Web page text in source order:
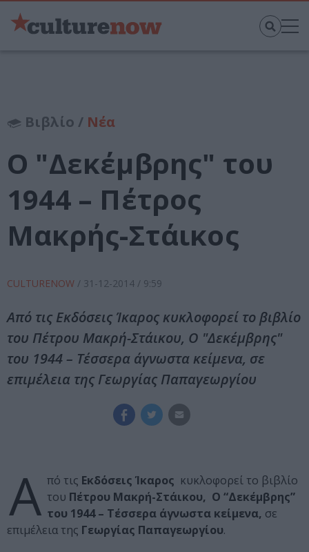
Βιβλίο / Νέα
Ο "Δεκέμβρης" του
1944 – Πέτρος
Μακρής-Στάικος
CULTURENOW / 31-12-2014 / 9:59
Από τις Εκδόσεις Ίκαρος κυκλοφορεί το βιβλίο
του Πέτρου Μακρή-Στάικου, Ο "Δεκέμβρης"
του 1944 – Τέσσερα άγνωστα κείμενα, σε
επιμέλεια της Γεωργίας Παπαγεωργίου
Α πό τις Εκδόσεις Ίκαρος κυκλοφορεί το βιβλίο
του Πέτρου Μακρή-Στάικου, Ο “Δεκέμβρης”
του 1944 – Τέσσερα άγνωστα κείμενα, σε
επιμέλεια της Γεωργίας Παπαγεωργίου.